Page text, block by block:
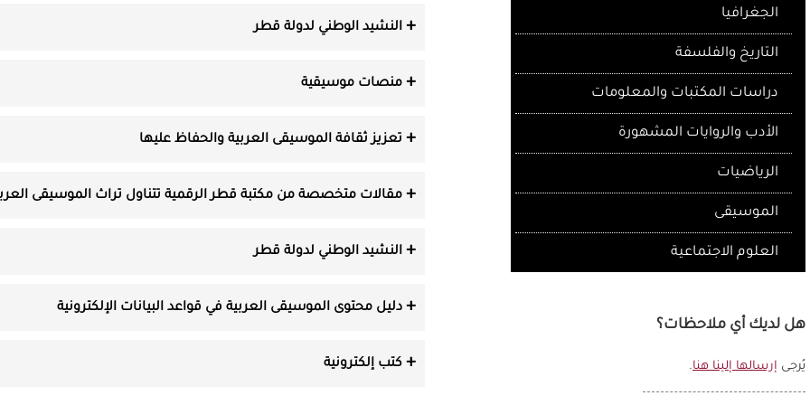
الجغرافيا
التاريخ والفلسفة
دراسات المكتبات والمعلومات
الأدب والروايات المشهورة
الرياضيات
الموسيقى
العلوم الاجتماعية
هل لديك أي ملاحظات؟
يُرجى إرسالها إلينا هنا.
النشيد الوطني لدولة قطر
منصات موسيقية
تعزيز ثقافة الموسيقى العربية والحفاظ عليها
مقالات متخصصة من مكتبة قطر الرقمية تتناول تراث الموسيقى
النشيد الوطني لدولة قطر
دليل محتوى الموسيقى العربية في قواعد البيانات الإلكترونية
كتب إلكترونية